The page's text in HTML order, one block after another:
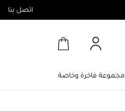
اتصل بنا
مجموعة فاخرة وخاصة